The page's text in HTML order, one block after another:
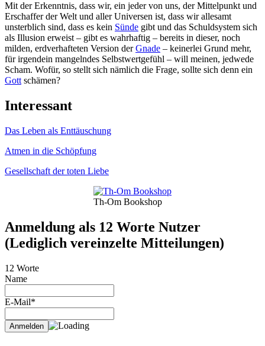
Mit der Erkenntnis, dass wir, ein jeder von uns, der Mittelpunkt und
Erschaffer der Welt und aller Universen ist, dass wir allesamt
unsterblich sind, dass es kein Sünde gibt und das Schuldsystem sich
als Illusion erweist – gibt es wahrhaftig – bereits in dieser, noch
milden, erdverhafteten Version derGnade – keinerlei Grund mehr,
für irgendein mangelndes Selbstwertgefühl – will meinen, jedwede
Scham. Wofür, so stellt sich nämlich die Frage, sollte sich denn ein
Gott schämen?
Interessant
Das Leben als Enttäuschung
Atmen in die Schöpfung
Gesellschaft der toten Liebe
Th-Om Bookshop
Anmeldung als 12 Worte Nutzer
(Lediglich vereinzelte Mitteilungen)
12 Worte
Name
E-Mail*